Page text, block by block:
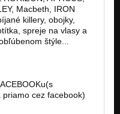
Macbeth, IRON
killery, obojky,
spreje na vlasy a
štýle...
cez facebook)